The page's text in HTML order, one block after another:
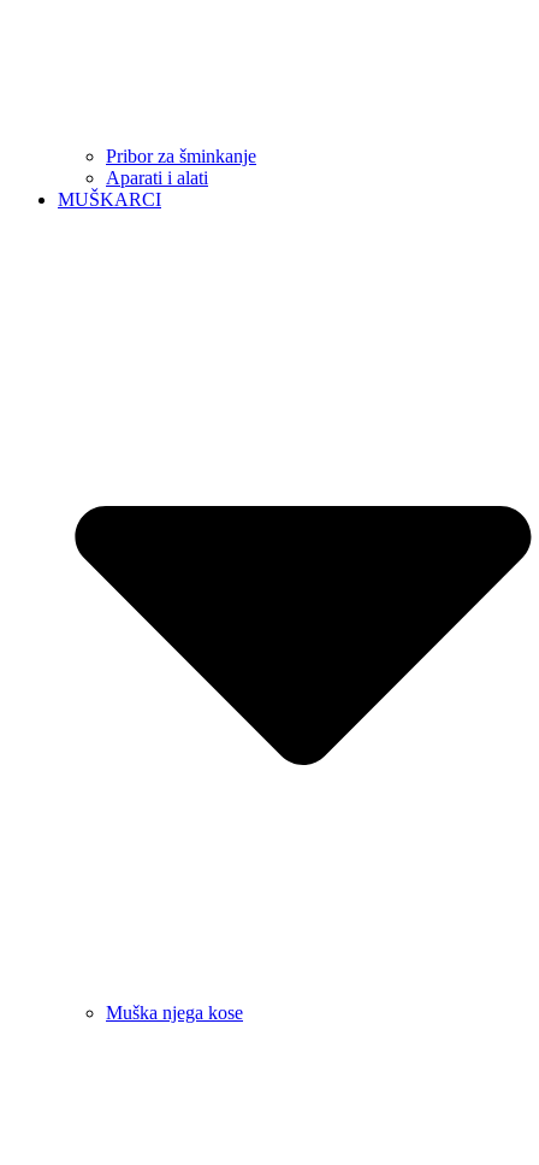
Pribor za šminkanje
Aparati i alati
MUŠKARCI
Muška njega kose